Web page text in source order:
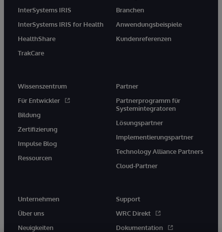
InterSystems IRIS
InterSystems IRIS for Health
HealthShare
TrakCare
Branchen
Anwendungsbeispiele
Kundenreferenzen
Wissenszentrum
Für Entwickler
Bildung
Zertifizierung
Impulse Blog
Ressourcen
Partner
Partnerprogramm für
Systemintegratoren
Lösungspartner
Implementierungspartner
Technology Alliance Partners
Cloud-Partner
Unternehmen
Über uns
Neuigkeiten
Support
WRC Direkt
Dokumentation